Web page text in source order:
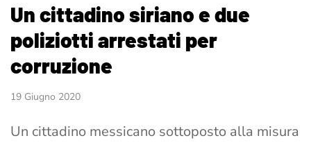
Un cittadino siriano e due
poliziotti arrestati per
corruzione
19 Giugno 2020
Un cittadino messicano sottoposto alla misura